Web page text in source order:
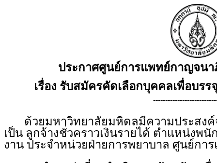
ประกาศศูนย์การแพทย์กาญจน
เรื่อง รับสมัครคัดเลือกบุคคลเพื่อบรร
ด้วยมหาวิทยาลัยมหิดลมีความประสงค์
เป็น ลูกจ้างชั่วคราวเงินรายได้ ตำแหน่งพ
งาน ประจำหน่วยฝ่ายการพยาบาล ศูนย์กา